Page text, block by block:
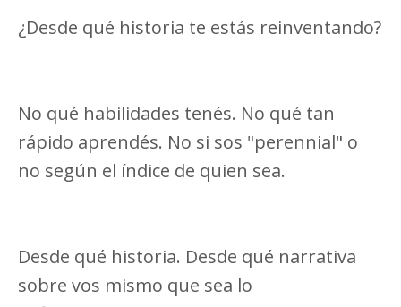
¿Desde qué historia te estás reinventando?
No qué habilidades tenés. No qué tan
rápido aprendés. No si sos "perennial" o
no según el índice de quien sea.
Desde qué historia. Desde qué narrativa
sobre vos mismo que sea lo